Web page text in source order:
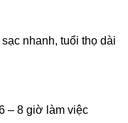
nhanh, tuổi thọ dài
– 8 giờ làm việc